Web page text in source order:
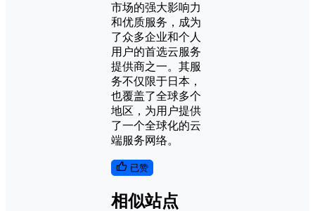
市场的强大影响力
和优质服务，成为
了众多企业和个人
用户的首选云服务
提供商之一。其服
务不仅限于日本，
也覆盖了全球多个
地区，为用户提供
了一个全球化的云
端服务网络。
已赞
相似站点